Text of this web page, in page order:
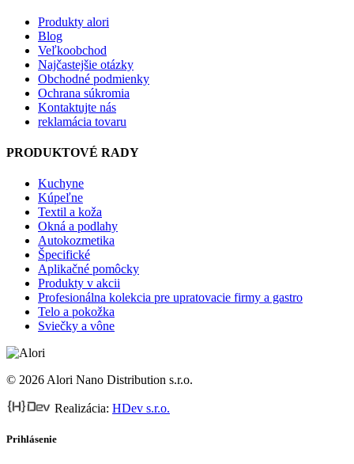
Produkty alori
Blog
Veľkoobchod
Najčastejšie otázky
Obchodné podmienky
Ochrana súkromia
Kontaktujte nás
reklamácia tovaru
PRODUKTOVÉ RADY
Kuchyne
Kúpeľne
Textil a koža
Okná a podlahy
Autokozmetika
Špecifické
Aplikačné pomôcky
Produkty v akcii
Profesionálna kolekcia pre upratovacie firmy a gastro
Telo a pokožka
Sviečky a vône
© 2026 Alori Nano Distribution s.r.o.
Realizácia: HDev s.r.o.
Prihlásenie